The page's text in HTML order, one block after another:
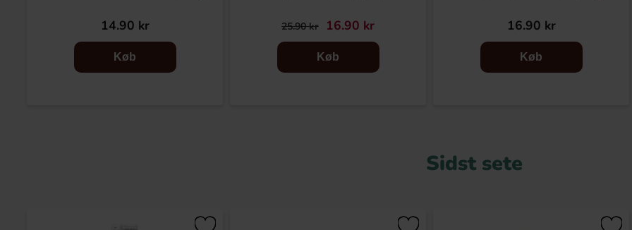
14.90 kr
Køb
25.90 kr 16.90 kr
Køb
16.90 kr
Køb
Sidst sete